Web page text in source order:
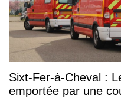
Sixt-Fer-à-Cheval :
emportée par une